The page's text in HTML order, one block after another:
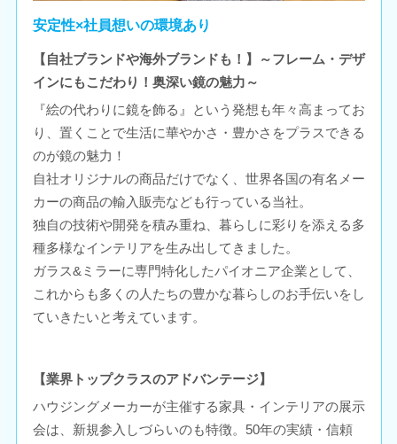
安定性×社員想いの環境あり
【自社ブランドや海外ブランドも！】～フレーム・デザ
インにもこだわり！奥深い鏡の魅力～
『絵の代わりに鏡を飾る』という発想も年々高まってお
り、置くことで生活に華やかさ・豊かさをプラスできる
のが鏡の魅力！
自社オリジナルの商品だけでなく、世界各国の有名メー
カーの商品の輸入販売なども行っている当社。
独自の技術や開発を積み重ね、暮らしに彩りを添える多
種多様なインテリアを生み出してきました。
ガラス&ミラーに専門特化したパイオニア企業として、
これからも多くの人たちの豊かな暮らしのお手伝いをし
ていきたいと考えています。
【業界トップクラスのアドバンテージ】
ハウジングメーカーが主催する家具・インテリアの展示
会は、新規参入しづらいのも特徴。50年の実績・信頼